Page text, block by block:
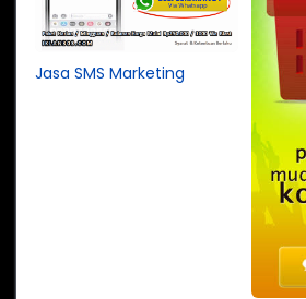
Jasa SMS Marketing